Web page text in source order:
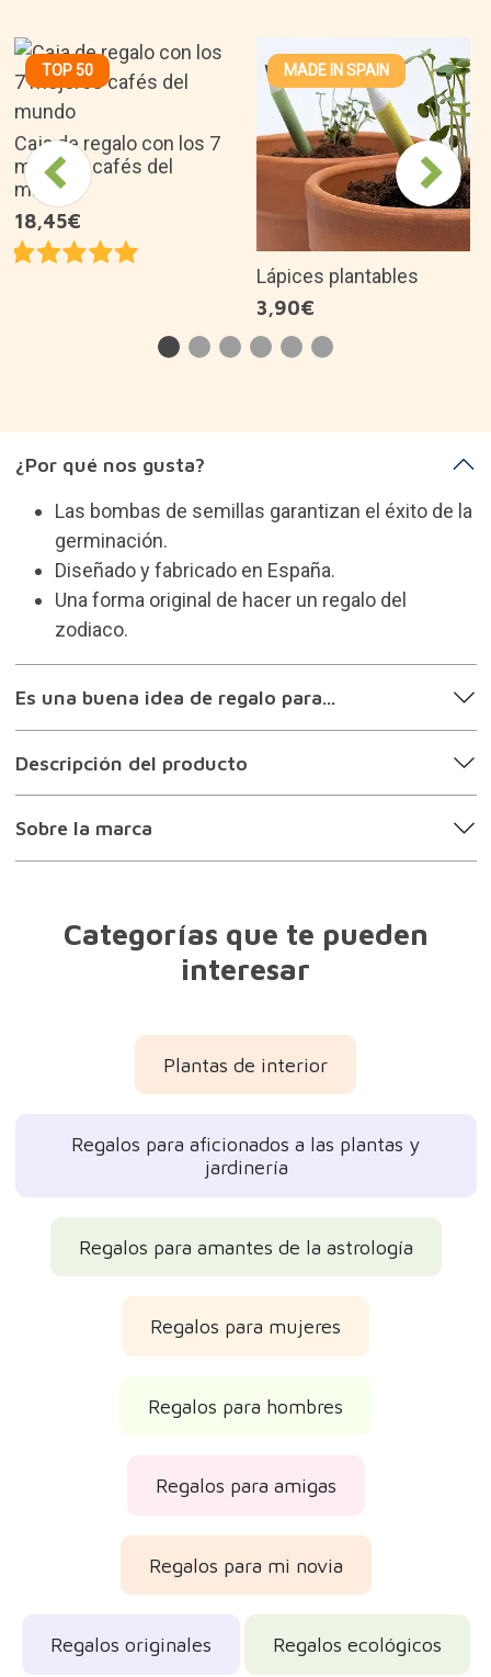
Las bombas de semillas garantizan el éxito de la
germinación.
Diseñado y fabricado en España.
Una forma original de hacer un regalo del
zodiaco.
Es una buena idea de regalo para...
Categorías que te pueden
interesar
Plantas de interior
jardinería
Regalos para mujeres
Regalos para hombres
Regalos originales
Regalos para el amigo invisible
Regalos de cumpleaños
Reseñas de los clientes
Regalo para una amiga